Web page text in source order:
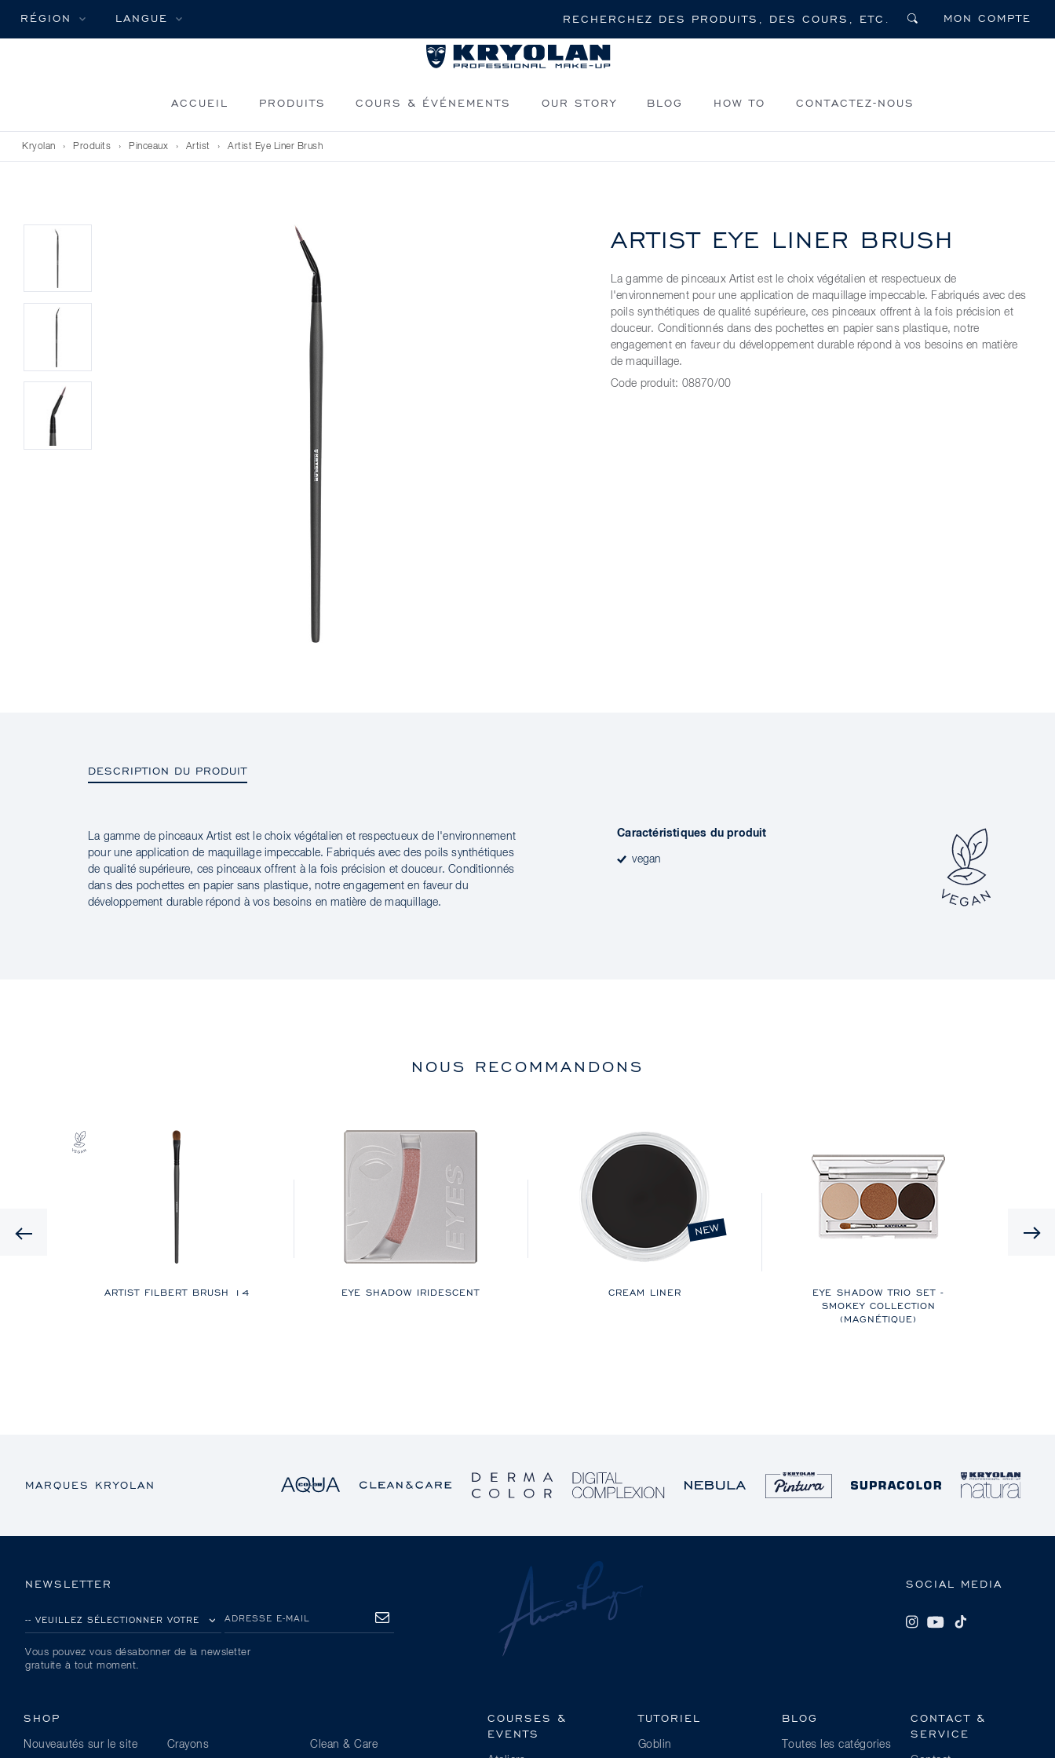
RÉGION LANGUE Rechercher MON COMPTE
ACCUEIL PRODUITS COURS & ÉVÉNEMENTS OUR STORY BLOG HOW TO CONTACTEZ-NOUS
Kryolan › Produits › Pinceaux › Artist › Artist Eye Liner Brush
ARTIST EYE LINER BRUSH
La gamme de pinceaux Artist est le choix végétalien et respectueux de
l'environnement pour une application de maquillage impeccable. Fabriqués avec des
poils synthétiques de qualité supérieure, ces pinceaux offrent à la fois précision et
douceur. Conditionnés dans des pochettes en papier sans plastique, notre
engagement en faveur du développement durable répond à vos besoins en matière
de maquillage.
Code produit: 08870/00
DESCRIPTION DU PRODUIT
DESCRIPTION DU PRODUIT
La gamme de pinceaux Artist est le choix végétalien et respectueux de l'environnement
pour une application de maquillage impeccable. Fabriqués avec des poils synthétiques
de qualité supérieure, ces pinceaux offrent à la fois précision et douceur. Conditionnés
dans des pochettes en papier sans plastique, notre engagement en faveur du
développement durable répond à vos besoins en matière de maquillage.
Caractéristiques du produit
vegan
NOUS RECOMMANDONS
ARTIST FILBERT BRUSH 14 EYE SHADOW IRIDESCENT CREAM LINER
NEW
EYE SHADOW TRIO SET -
SMOKEY COLLECTION
(MAGNÉTIQUE)
MARQUES KRYOLAN
SOCIAL MEDIA
NEWSLETTER
VEUILLEZ SÉLECTIONNER VOTRE PAYS
ADRESSE E-MAIL
S’ABONNER
Vous pouvez vous désabonner de la newsletter
gratuite à tout moment.
SHOP
Nouveautés sur le site
Crayons
Clean & Care
COURSES &
EVENTS
TUTORIEL
Goblin
BLOG
Toutes les catégories
CONTACT &
SERVICE